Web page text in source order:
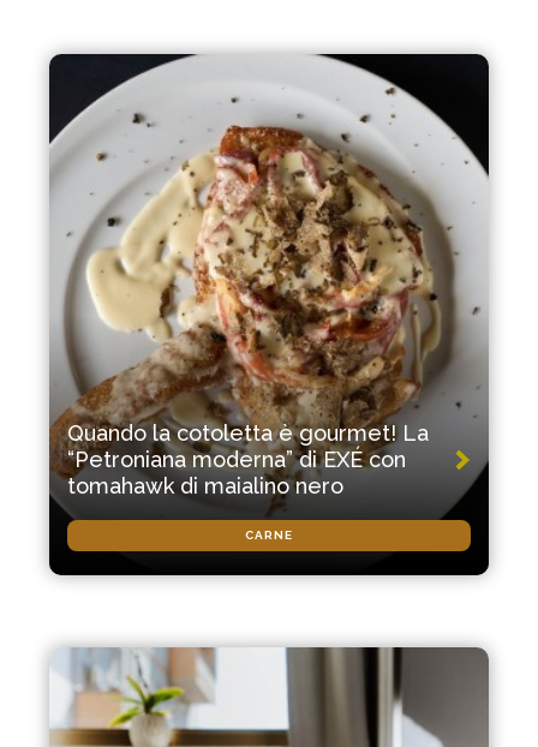
Quando la cotoletta è gourmet! La
“Petroniana moderna” di EXÉ con
tomahawk di maialino nero
CARNE